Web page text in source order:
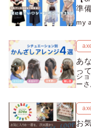
準
コ
my
あ
っ
ン
プ
シ
ーさ
お